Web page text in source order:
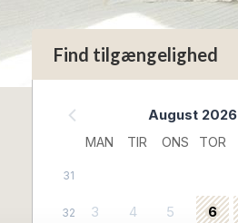
Find tilgængelighed
August 2026
MAN TIR ONS TOR
31
32 3 4 5 6